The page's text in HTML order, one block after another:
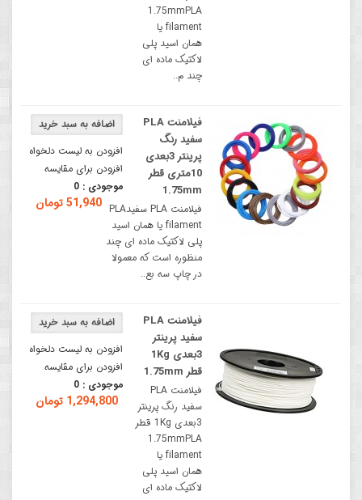
1.75mmPLA
filament یا
همان اسید پلی
لاکتیک ماده ای
چند م..
افزودن به لیست دلخواه
افزودن برای مقایسه
موجودی : 0
51,940 تومان
فیلامنت PLA
سفید رنگ
پرینتر 3بعدی
10متری قطر
1.75mm
فیلامنت PLA سفیدPLA
filament یا همان اسید
پلی لاکتیک ماده ای چند
منظوره است که معمولا
در چاپ سه بع..
افزودن به لیست دلخواه
افزودن برای مقایسه
موجودی : 0
1,294,800 تومان
فیلامنت PLA
سفید پرینتر
3بعدی 1Kg
قطر 1.75mm
فیلامنت PLA
سفید رنگ پرینتر
3بعدی 1Kg قطر
1.75mmPLA
filament یا
همان اسید پلی
لاکتیک ماده ای